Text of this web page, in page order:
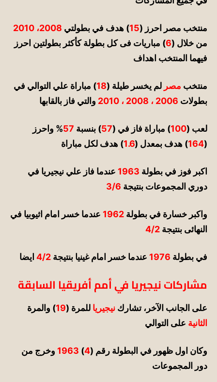
منتخب مصر احرز (15) هدف في بطولتي 2008، 2010
من خلال (6) مباريات فى كل بطولة كأكثر بطولتين احرز
فيهما المنتخب اهداف
منتخب مصر لم يخسر طيلة (18) مباراة علي التوالي في
بطولات 2006 ، 2008 ، 2010 والتي فاز بالقابها
لعب (100) مباراة فاز في (57) بنسبة 57% واحرز
(
164) هدف بمعدل (1.6) هدف لكل مباراة
اكبر فوز في بطولة 1963 عندما فاز علي نيجيريا في
دوري المجموعات بنتيجة 3/6
واكبر خسارة في بطولة 1962 عندما خسر امام اثيوبيا في
النهائى بنتيجة 4/2
في بطولة 1976 عندما خسر امام غينيا بنتيجة 4/2 ايضا
مشاركات نيجيريا في أمم أفريقيا السابقة
على الجانب الآخر، تشارك نيجيريا للمرة (19) والمرة
الثانية على التوالي
وكان اول ظهور في البطولة رقم (4
)
1963 وخرج من
دور المجموعات